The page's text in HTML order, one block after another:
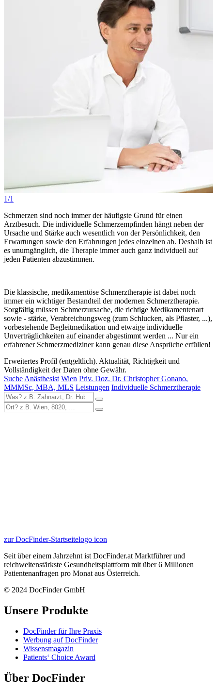
1/1
Schmerzen sind noch immer der häufigste Grund für einen
Arztbesuch. Die individuelle Schmerzempfinden hängt neben der
Ursache und Stärke auch wesentlich von der Persönlichkeit, den
Erwartungen sowie den Erfahrungen jedes einzelnen ab. Deshalb ist
es unumgänglich, die Therapie immer auch ganz individuell auf
jeden Patienten abzustimmen.
Die klassische, medikamentöse Schmerztherapie ist dabei noch
immer ein wichtiger Bestandteil der modernen Schmerztherapie.
Sorgfältig müssen Schmerzursache, die richtige Medikamentenart
sowie - stärke, Verabreichungsweg (zum Schlucken, als Pflaster, ...),
vorbestehende Begleitmedikation und etwaige individuelle
Unverträglichkeiten auf einander abgestimmt werden ... Nur ein
erfahrener Schmerzmediziner kann genau diese Ansprüche erfüllen!
Erweitertes Profil (entgeltlich). Aktualität, Richtigkeit und
Vollständigkeit der Daten ohne Gewähr.
Suche Anästhesist Wien Priv. Doz. Dr. Christopher Gonano,
MMMSc, MBA, MLS Leistungen Individuelle Schmerztherapie
zur DocFinder-Startseitelogo icon
Seit über einem Jahrzehnt ist DocFinder.at Marktführer und
reichweitenstärkste Gesundheitsplattform mit über 6 Millionen
Patientenanfragen pro Monat aus Österreich.
© 2024 DocFinder GmbH
Unsere Produkte
DocFinder für Ihre Praxis
Werbung auf DocFinder
Wissensmagazin
Patients‘ Choice Award
Über DocFinder